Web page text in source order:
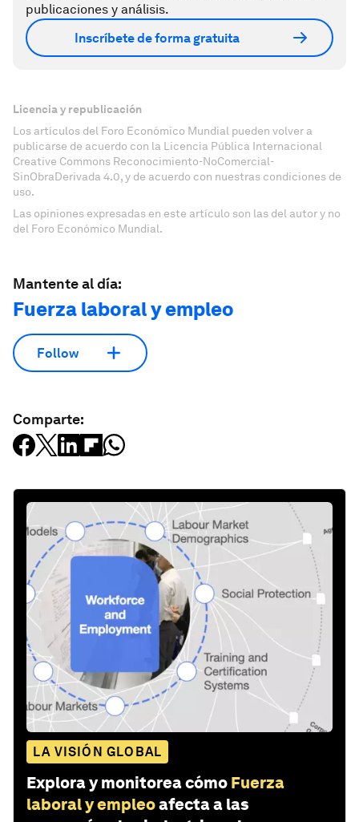
publicaciones y análisis.
Inscríbete de forma gratuita
Licencia y republicación
Los artículos del Foro Económico Mundial pueden volver a
publicarse de acuerdo con la Licencia Pública Internacional
Creative Commons Reconocimiento-NoComercial-
SinObraDerivada 4.0, y de acuerdo con nuestras condiciones de
uso.
Las opiniones expresadas en este artículo son las del autor y no
del Foro Económico Mundial.
Mantente al día:
Fuerza laboral y empleo
Follow
Comparte:
LA VISIÓN GLOBAL
Explora y monitorea cómo Fuerza
laboral y empleoafecta a las